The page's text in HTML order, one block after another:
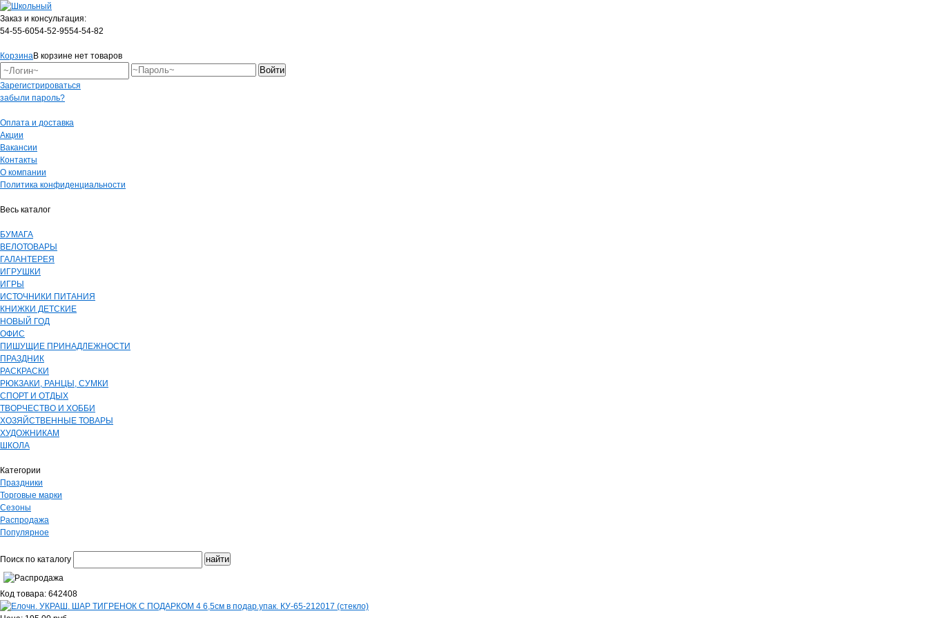
Заказ и консультация:
54-55-6054-52-9554-54-82
КорзинаВ корзине нет товаров
Зарегистрироваться
забыли пароль?
Оплата и доставка
Акции
Вакансии
Контакты
О компании
Политика конфиденциальности
Весь каталог
БУМАГА
ВЕЛОТОВАРЫ
ГАЛАНТЕРЕЯ
ИГРУШКИ
ИГРЫ
ИСТОЧНИКИ ПИТАНИЯ
КНИЖКИ ДЕТСКИЕ
НОВЫЙ ГОД
ОФИС
ПИШУЩИЕ ПРИНАДЛЕЖНОСТИ
ПРАЗДНИК
РАСКРАСКИ
РЮКЗАКИ, РАНЦЫ, СУМКИ
СПОРТ И ОТДЫХ
ТВОРЧЕСТВО И ХОББИ
ХОЗЯЙСТВЕННЫЕ ТОВАРЫ
ХУДОЖНИКАМ
ШКОЛА
Категории
Праздники
Торговые марки
Сезоны
Распродажа
Популярное
Поиск по каталогу
Код товара: 642408